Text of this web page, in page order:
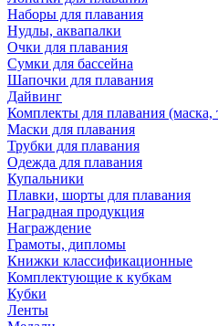
Наборы для плавания
Нудлы, аквапалки
Очки для плавания
Сумки для бассейна
Шапочки для плавания
Дайвинг
Комплекты для плавания (маска,
Маски для плавания
Трубки для плавания
Одежда для плавания
Купальники
Плавки, шорты для плавания
Наградная продукция
Награждение
Грамоты, дипломы
Книжки классификационные
Комплектующие к кубкам
Кубки
Ленты